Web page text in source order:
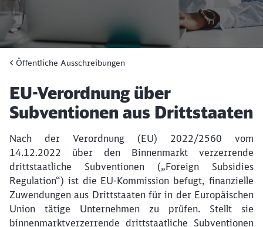
Öffentliche Ausschreibungen
Artikel:
EU-Verordnung über
Subventionen aus Drittstaaten
Nach der Verordnung (EU) 2022/2560 vom
14.12.2022 über den Binnenmarkt verzerrende
drittstaatliche Subventionen („Foreign Subsidies
Regulation“) ist die EU-Kommission befugt, finanzielle
Zuwendungen aus Drittstaaten für in der Europäischen
Union tätige Unternehmen zu prüfen. Stellt sie
binnenmarktverzerrende drittstaatliche Subventionen